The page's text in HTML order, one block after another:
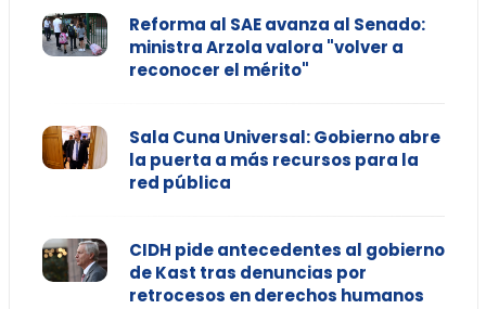
Reforma al SAE avanza al Senado:
ministra Arzola valora "volver a
reconocer el mérito"
Sala Cuna Universal: Gobierno abre
la puerta a más recursos para la
red pública
CIDH pide antecedentes al gobierno
de Kast tras denuncias por
retrocesos en derechos humanos